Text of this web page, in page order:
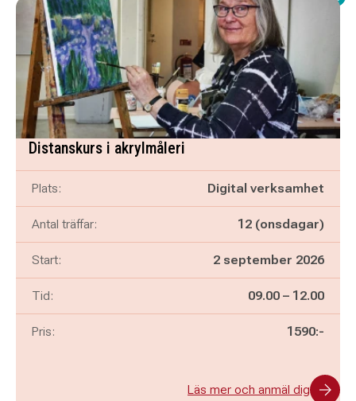
Distanskurs i akrylmåleri
Plats: Digital verksamhet
Antal träffar: 12 (onsdagar)
Start: 2 september 2026
Tid: Pågår mellan
09.00 – och
12.00
Pris: 1590:-
Läs mer och anmäl dig